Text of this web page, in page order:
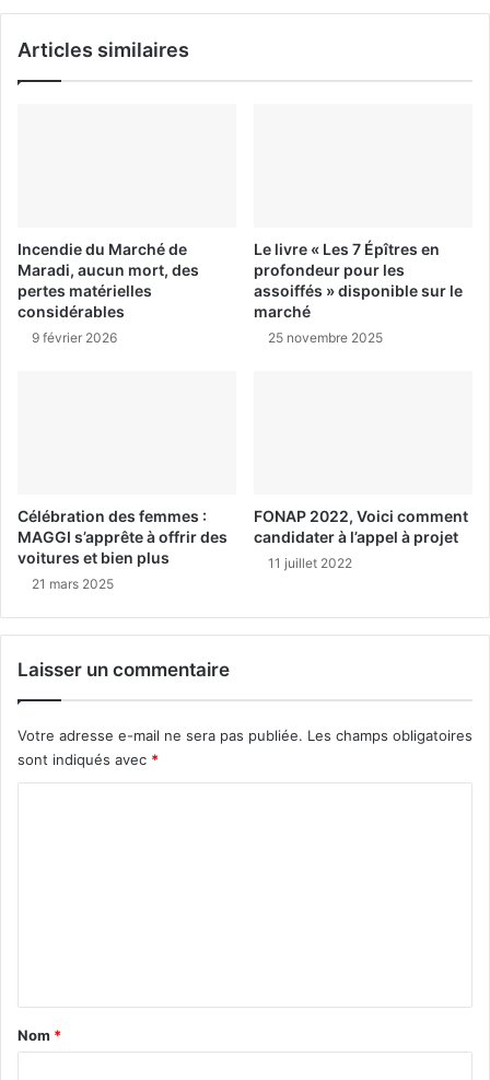
Articles similaires
Incendie du Marché de
Maradi, aucun mort, des
pertes matérielles
considérables
9 février 2026
Le livre « Les 7 Épîtres en
profondeur pour les
assoiffés » disponible sur le
marché
25 novembre 2025
Célébration des femmes :
MAGGI s’apprête à offrir des
voitures et bien plus
21 mars 2025
FONAP 2022, Voici comment
candidater à l’appel à projet
11 juillet 2022
Laisser un commentaire
Votre adresse e-mail ne sera pas publiée. Les champs obligatoires
sont indiqués avec *
a
Nom *